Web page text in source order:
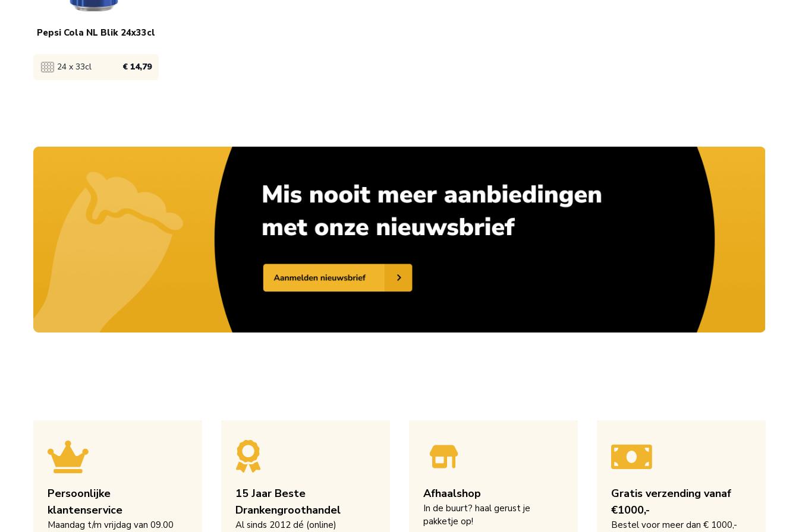
Pepsi Cola NL Blik 24x33cl
24 x 33cl € 14,79
1x € 16,79
€ 15,79
€ 14,79
Persoonlijke
klantenservice
Maandag t/m vrijdag van 09.00
15 Jaar Beste
Drankengroothandel
Al sinds 2012 dé (online)
Afhaalshop
In de buurt? haal gerust je
pakketje op!
Gratis verzending vanaf
€1000,-
Bestel voor meer dan € 1000,-